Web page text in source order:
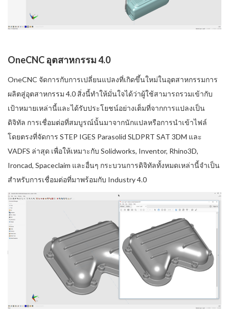
OneCNC อุตสาหกรรม 4.0
OneCNC จัดการกับการเปลี่ยนแปลงที่เกิดขึ้นใหม่ในอุตสาหกรรมการ
ผลิตสู่อุตสาหกรรม 4.0 สิ่งนี้ทำให้มั่นใจได้ว่าผู้ใช้สามารถรวมเข้ากับ
เป้าหมายเหล่านี้และได้รับประโยชน์อย่างเต็มที่จากการแปลงเป็น
ดิจิทัล การเชื่อมต่อที่สมบูรณ์นั้นมาจากนักแปลหรือการนำเข้าไฟล์
โดยตรงที่จัดการ STEP IGES Parasolid SLDPRT SAT 3DM และ
VADFS ล่าสุด เพื่อให้เหมาะกับ Solidworks, Inventor, Rhino3D,
Ironcad, Spaceclaim และอื่นๆ กระบวนการดิจิทัลทั้งหมดเหล่านี้จำเป็น
สำหรับการเชื่อมต่อที่มาพร้อมกับ Industry 4.0